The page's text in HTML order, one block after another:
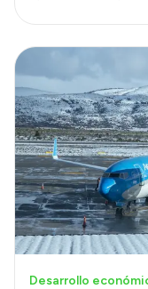
Desarrollo